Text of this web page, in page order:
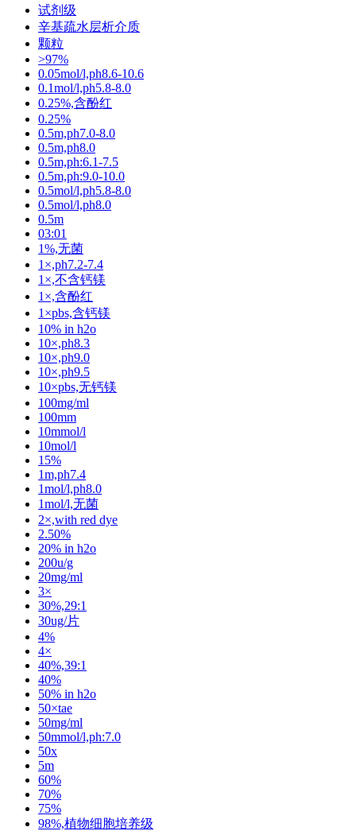
试剂级
辛基疏水层析介质
颗粒
>97%
0.05mol/l,ph8.6-10.6
0.1mol/l,ph5.8-8.0
0.25%,含酚红
0.25%
0.5m,ph7.0-8.0
0.5m,ph8.0
0.5m,ph:6.1-7.5
0.5m,ph:9.0-10.0
0.5mol/l,ph5.8-8.0
0.5mol/l,ph8.0
0.5m
03:01
1%,无菌
1×,ph7.2-7.4
1×,不含钙镁
1×,含酚红
1×pbs,含钙镁
10% in h2o
10×,ph8.3
10×,ph9.0
10×,ph9.5
10×pbs,无钙镁
100mg/ml
100mm
10mmol/l
10mol/l
15%
1m,ph7.4
1mol/l,ph8.0
1mol/l,无菌
2×,with red dye
2.50%
20% in h2o
200u/g
20mg/ml
3×
30%,29:1
30ug/片
4%
4×
40%,39:1
40%
50% in h2o
50×tae
50mg/ml
50mmol/l,ph:7.0
50x
5m
60%
70%
75%
98%,植物细胞培养级